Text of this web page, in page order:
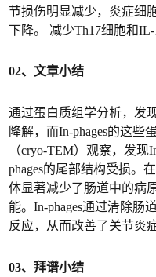
节损伤明显减少，炎症细
下降。 减少Th17细胞和
02、文章小结
通过蛋白质组学分析，发
降解，而In-phages的这些
（cryo-TEM）观察，发现
phages的尾部结构受损。
体显著减少了肠道中的病
能。In-phages通过清除肠
反应，从而改善了关节炎
03、拜谱小结